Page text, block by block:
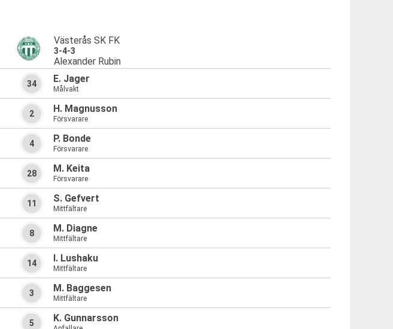
Västerås SK FK
3-4-3
Alexander Rubin
34 E. Jager
Målvakt
2 H. Magnusson
Försvarare
4 P. Bonde
Försvarare
28 M. Keita
Försvarare
11 S. Gefvert
Mittfältare
8 M. Diagne
Mittfältare
14 I. Lushaku
Mittfältare
3 M. Baggesen
Mittfältare
5 K. Gunnarsson